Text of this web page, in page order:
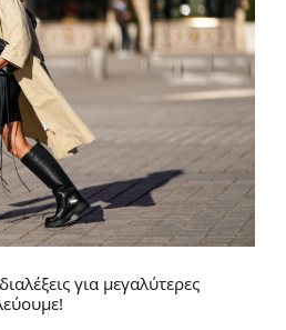
για μεγαλύτερες